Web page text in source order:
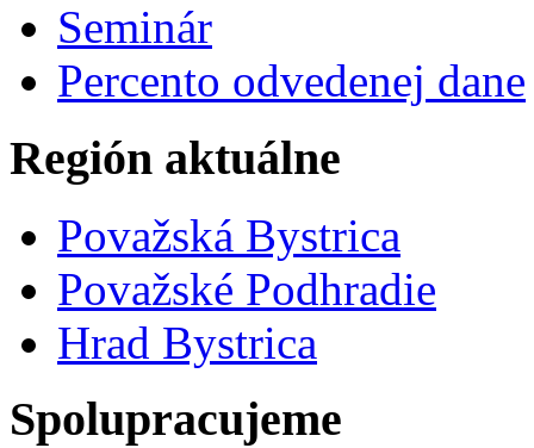
Seminár
Percento odvedenej dane
Región aktuálne
Považská Bystrica
Považské Podhradie
Hrad Bystrica
Spolupracujeme